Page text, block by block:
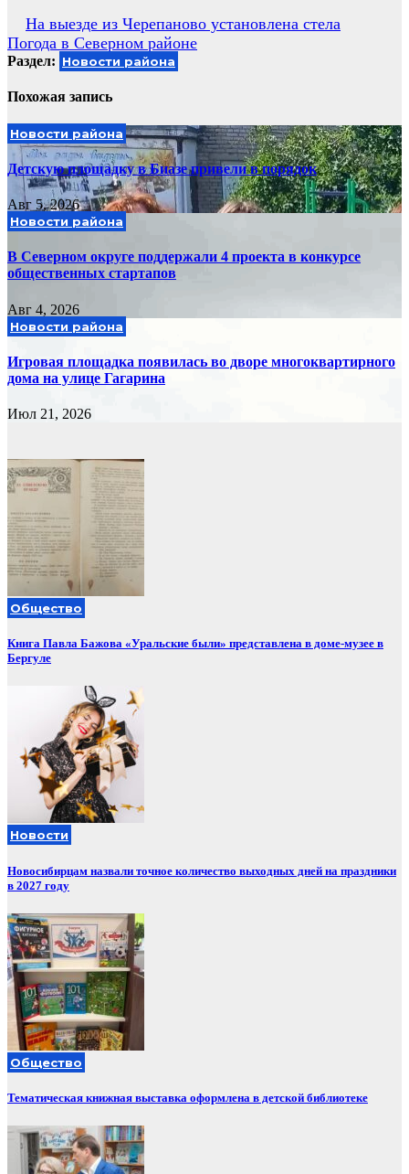
Навигация
по
записям
На выезде из Черепаново установлена стела
Погода в Северном районе
Раздел: Новости района
Похожая запись
Новости района
Детскую площадку в Биазе привели в порядок
Авг 5, 2026
Новости района
В Северном округе поддержали 4 проекта в конкурсе
общественных стартапов
Авг 4, 2026
Новости района
Игровая площадка появилась во дворе многоквартирного
дома на улице Гагарина
Июл 21, 2026
Общество
Книга Павла Бажова «Уральские были» представлена в доме-музее в
Бергуле
Новости
Новосибирцам назвали точное количество выходных дней на праздники
в 2027 году
Общество
Тематическая книжная выставка оформлена в детской библиотеке